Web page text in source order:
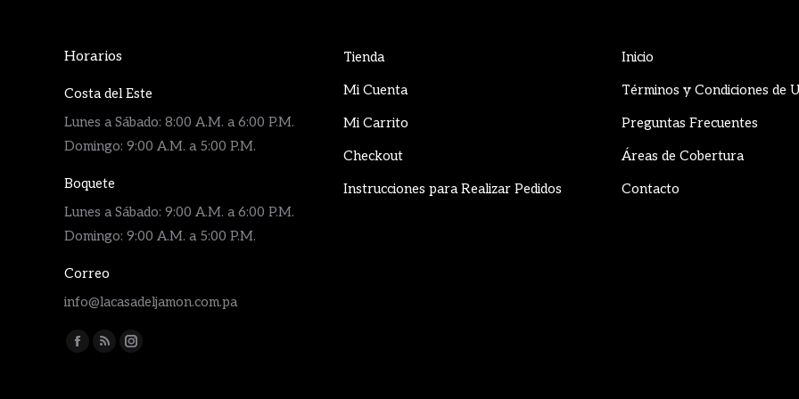
Horarios
Costa del Este
Lunes a Sábado: 8:00 A.M. a 6:00 P.M.
Domingo: 9:00 A.M. a 5:00 P.M.
Boquete
Lunes a Sábado: 9:00 A.M. a 6:00 P.M.
Domingo: 9:00 A.M. a 5:00 P.M.
Correo
info@lacasadeljamon.com.pa
Encuéntranos en:
Facebook
Rss Instagram
Tienda
Mi Cuenta
Mi Carrito
Checkout
Instrucciones para Realizar Pedidos
Inicio
Términos y Condiciones de
Preguntas Frecuentes
Áreas de Cobertura
Contacto